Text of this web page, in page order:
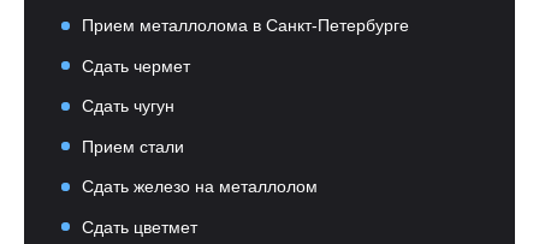
Прием металлолома в Санкт-Петербурге
Сдать чермет
Сдать чугун
Прием стали
Сдать железо на металлолом
Сдать цветмет